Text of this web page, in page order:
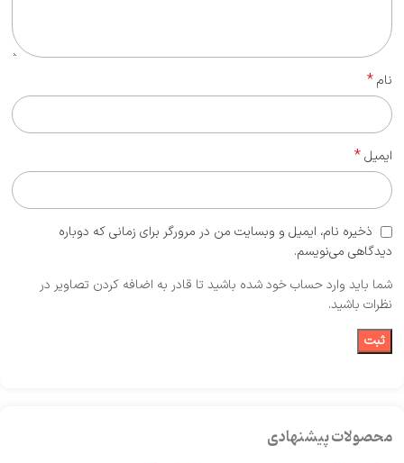
نام*
ایمیل*
ذخیره نام، ایمیل و وبسایت من در مرورگر برای زمانی که دوباره
دیدگاهی می‌نویسم.
شما باید وارد حساب خود شده باشید تا قادر به اضافه کردن تصاویر در
نظرات باشید.
محصولات پیشنهادی